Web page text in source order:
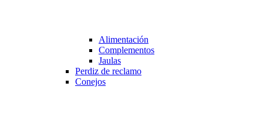
Alimentación
Complementos
Jaulas
Perdiz de reclamo
Conejos